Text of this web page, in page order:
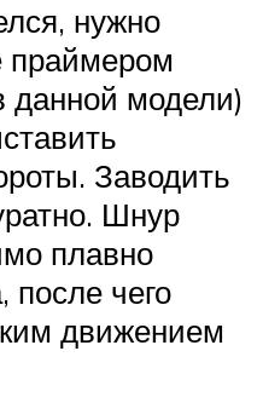
нужно
праймером
данной модели)
Заводить
Шнур
плавно
после чего
движением